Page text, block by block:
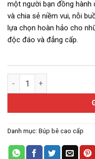
một người bạn đồng hành
và chia sẻ niềm vui, nỗi
lựa chọn hoàn hảo cho
độc đáo và đẳng cấp.
Búp bê thực thể giống
Danh mục: Búp bê cao cấp